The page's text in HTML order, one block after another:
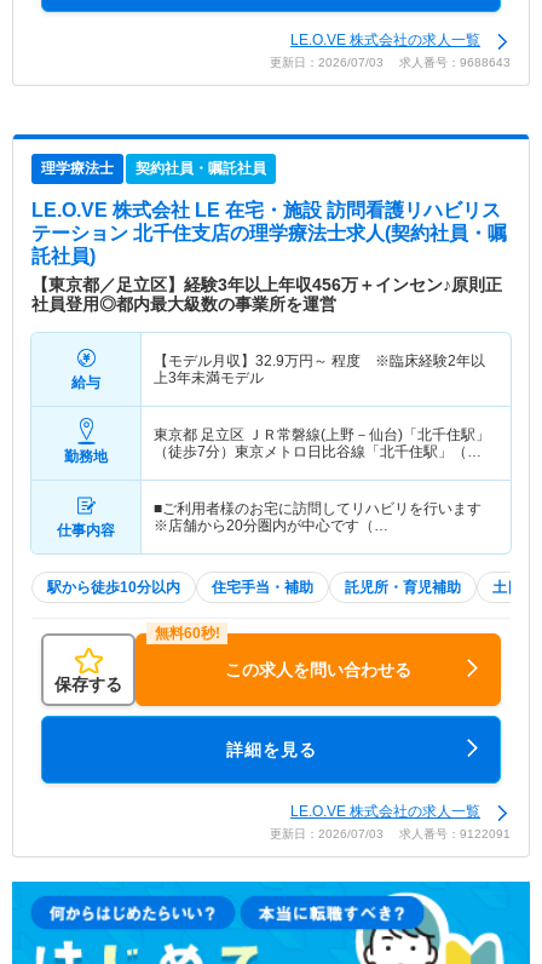
LE.O.VE 株式会社の求人一覧
更新日：2026/07/03 求人番号：9688643
理学療法士 契約社員・嘱託社員
LE.O.VE 株式会社 LE 在宅・施設 訪問看護リハビリス
テーション 北千住支店の理学療法士求人(契約社員・嘱
託社員)
【東京都／足立区】経験3年以上年収456万＋インセン♪原則正
社員登用◎都内最大級数の事業所を運営
給与
【モデル月収】 32.9万円～ 程度 ※臨床経験2年以
上3年未満モデル
勤務地
東京都 足立区
ＪＲ常磐線(上野－仙台)「北千住駅」
（徒歩7分）東京メトロ日比谷線「北千住駅」（徒
仕事内容
■ご利用者様のお宅に訪問してリハビリを行います
※店舗から20分圏内が中心です（…
駅から徒歩10分以内 住宅手当・補助 託児所・育児補助 土日祝
保存する
この求人を問い合わせる
詳細を見る
LE.O.VE 株式会社の求人一覧
更新日：2026/07/03 求人番号：9122091